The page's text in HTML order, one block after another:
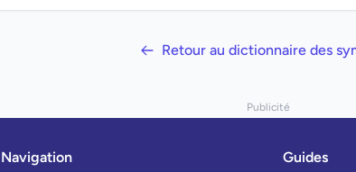
Retour au dictionnaire des
Publicité
Navigation Guides